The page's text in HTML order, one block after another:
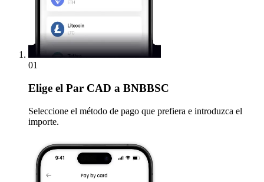
01
Elige el Par CAD a BNBBSC
Seleccione el método de pago que prefiera e introduzca el
importe.